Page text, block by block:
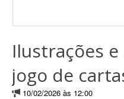
Ilustrações
jogo de
10/02/2026 às 12:00